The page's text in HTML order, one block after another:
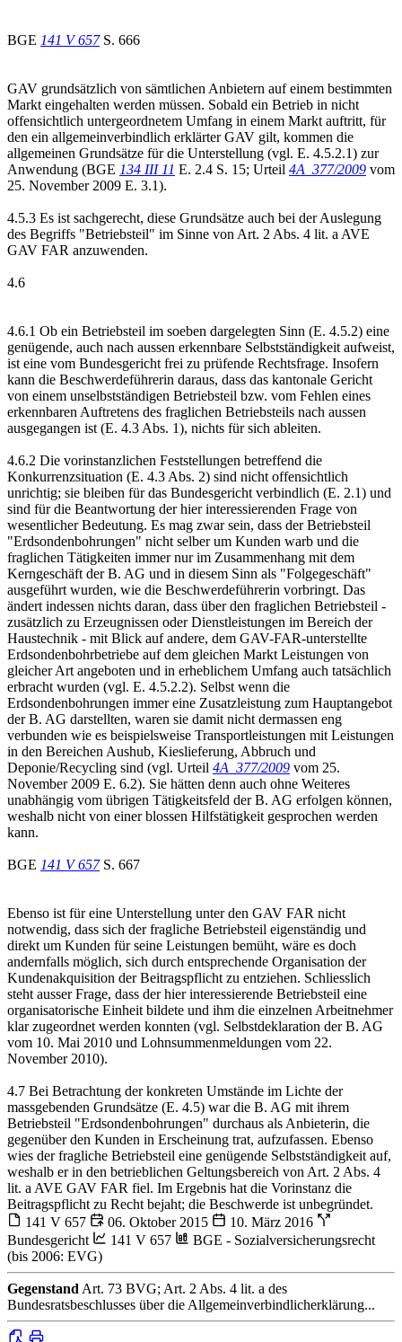
BGE 141 V 657S. 666
GAV grundsätzlich von sämtlichen Anbietern auf einem bestimmten
Markt eingehalten werden müssen. Sobald ein Betrieb in nicht
offensichtlich untergeordnetem Umfang in einem Markt auftritt, für
den ein allgemeinverbindlich erklärter GAV gilt, kommen die
allgemeinen Grundsätze für die Unterstellung (vgl. E. 4.5.2.1) zur
Anwendung (BGE 134 III 11 E. 2.4 S. 15; Urteil 4A_377/2009 vom
25. November 2009 E. 3.1).
4.5.3 Es ist sachgerecht, diese Grundsätze auch bei der Auslegung
des Begriffs "Betriebsteil" im Sinne von Art. 2 Abs. 4 lit. a AVE
GAV FAR anzuwenden.
4.6
4.6.1 Ob ein Betriebsteil im soeben dargelegten Sinn (E. 4.5.2) eine
genügende, auch nach aussen erkennbare Selbstständigkeit aufweist,
ist eine vom Bundesgericht frei zu prüfende Rechtsfrage. Insofern
kann die Beschwerdeführerin daraus, dass das kantonale Gericht
von einem unselbstständigen Betriebsteil bzw. vom Fehlen eines
erkennbaren Auftretens des fraglichen Betriebsteils nach aussen
ausgegangen ist (E. 4.3 Abs. 1), nichts für sich ableiten.
4.6.2 Die vorinstanzlichen Feststellungen betreffend die
Konkurrenzsituation (E. 4.3 Abs. 2) sind nicht offensichtlich
unrichtig; sie bleiben für das Bundesgericht verbindlich (E. 2.1) und
sind für die Beantwortung der hier interessierenden Frage von
wesentlicher Bedeutung. Es mag zwar sein, dass der Betriebsteil
"Erdsondenbohrungen" nicht selber um Kunden warb und die
fraglichen Tätigkeiten immer nur im Zusammenhang mit dem
Kerngeschäft der B. AG und in diesem Sinn als "Folgegeschäft"
ausgeführt wurden, wie die Beschwerdeführerin vorbringt. Das
ändert indessen nichts daran, dass über den fraglichen Betriebsteil -
zusätzlich zu Erzeugnissen oder Dienstleistungen im Bereich der
Haustechnik - mit Blick auf andere, dem GAV-FAR-unterstellte
Erdsondenbohrbetriebe auf dem gleichen Markt Leistungen von
gleicher Art angeboten und in erheblichem Umfang auch tatsächlich
erbracht wurden (vgl. E. 4.5.2.2). Selbst wenn die
Erdsondenbohrungen immer eine Zusatzleistung zum Hauptangebot
der B. AG darstellten, waren sie damit nicht dermassen eng
verbunden wie es beispielsweise Transportleistungen mit Leistungen
in den Bereichen Aushub, Kieslieferung, Abbruch und
Deponie/Recycling sind (vgl. Urteil 4A_377/2009 vom 25.
November 2009 E. 6.2). Sie hätten denn auch ohne Weiteres
unabhängig vom übrigen Tätigkeitsfeld der B. AG erfolgen können,
weshalb nicht von einer blossen Hilfstätigkeit gesprochen werden
kann.
BGE 141 V 657S. 667
Ebenso ist für eine Unterstellung unter den GAV FAR nicht
notwendig, dass sich der fragliche Betriebsteil eigenständig und
direkt um Kunden für seine Leistungen bemüht, wäre es doch
andernfalls möglich, sich durch entsprechende Organisation der
Kundenakquisition der Beitragspflicht zu entziehen. Schliesslich
steht ausser Frage, dass der hier interessierende Betriebsteil eine
organisatorische Einheit bildete und ihm die einzelnen Arbeitnehmer
klar zugeordnet werden konnten (vgl. Selbstdeklaration der B. AG
vom 10. Mai 2010 und Lohnsummenmeldungen vom 22.
November 2010).
4.7 Bei Betrachtung der konkreten Umstände im Lichte der
massgebenden Grundsätze (E. 4.5) war die B. AG mit ihrem
Betriebsteil "Erdsondenbohrungen" durchaus als Anbieterin, die
gegenüber den Kunden in Erscheinung trat, aufzufassen. Ebenso
wies der fragliche Betriebsteil eine genügende Selbstständigkeit auf,
weshalb er in den betrieblichen Geltungsbereich von Art. 2 Abs. 4
lit. a AVE GAV FAR fiel. Im Ergebnis hat die Vorinstanz die
Beitragspflicht zu Recht bejaht; die Beschwerde ist unbegründet.
141 V 657
06. Oktober 2015
10. März 2016
Bundesgericht
141 V 657
BGE - Sozialversicherungsrecht
(bis 2006: EVG)
Gegenstand Art. 73 BVG; Art. 2 Abs. 4 lit. a des
Bundesratsbeschlusses über die Allgemeinverbindlicherklärung...